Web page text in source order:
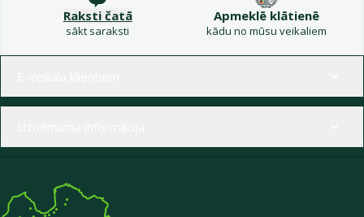
Raksti čatā
sākt saraksti
Apmeklē klātienē
kādu no mūsu veikaliem